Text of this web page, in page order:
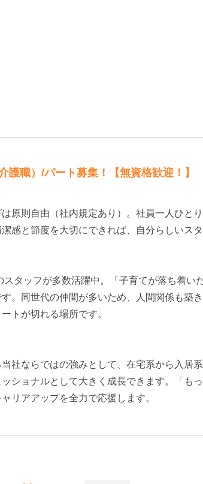
護職）/パート募集！【無資格歓迎！】
原則自由（社内規定あり）。社員一人ひと
感と節度を大切にできれば、自分らしいス
スタッフが多数活躍中。「子育てが落ち着い
。同世代の仲間が多いため、人間関係も築
トが切れる場所です。
社ならではの強みとして、在宅系から入居
ショナルとして大きく成長できます。「も
リアアップを全力で応援します。